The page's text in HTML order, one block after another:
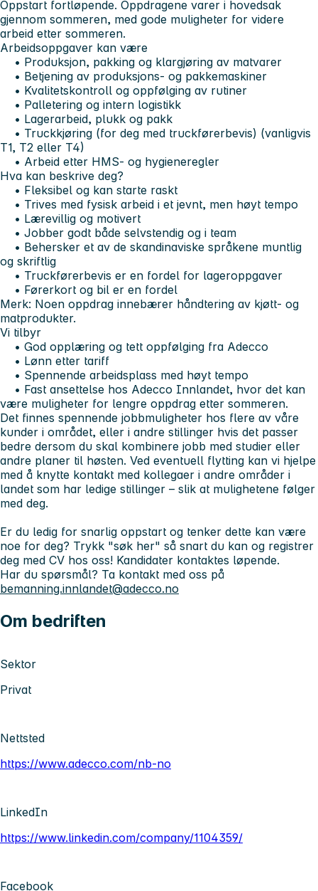
Oppstart fortløpende. Oppdragene varer i hovedsak
gjennom sommeren, med gode muligheter for videre
arbeid etter sommeren.
Arbeidsoppgaver kan være
• Produksjon, pakking og klargjøring av matvarer
• Betjening av produksjons- og pakkemaskiner
• Kvalitetskontroll og oppfølging av rutiner
• Palletering og intern logistikk
• Lagerarbeid, plukk og pakk
• Truckkjøring (for deg med truckførerbevis) (vanligvis
T1, T2 eller T4)
• Arbeid etter HMS- og hygieneregler
Hva kan beskrive deg?
• Fleksibel og kan starte raskt
• Trives med fysisk arbeid i et jevnt, men høyt tempo
• Lærevillig og motivert
• Jobber godt både selvstendig og i team
• Behersker et av de skandinaviske språkene muntlig
og skriftlig
• Truckførerbevis er en fordel for lageroppgaver
• Førerkort og bil er en fordel
Merk: Noen oppdrag innebærer håndtering av kjøtt- og
matprodukter.
Vi tilbyr
• God opplæring og tett oppfølging fra Adecco
• Lønn etter tariff
• Spennende arbeidsplass med høyt tempo
• Fast ansettelse hos Adecco Innlandet, hvor det kan
være muligheter for lengre oppdrag etter sommeren.
Det finnes spennende jobbmuligheter hos flere av våre
kunder i området, eller i andre stillinger hvis det passer
bedre dersom du skal kombinere jobb med studier eller
andre planer til høsten. Ved eventuell flytting kan vi hjelpe
med å knytte kontakt med kollegaer i andre områder i
landet som har ledige stillinger – slik at mulighetene følger
med deg.
Er du ledig for snarlig oppstart og tenker dette kan være
noe for deg? Trykk "søk her" så snart du kan og registrer
deg med CV hos oss! Kandidater kontaktes løpende.
Har du spørsmål? Ta kontakt med oss på
bemanning.innlandet@adecco.no
Om bedriften
Sektor
Privat
Nettsted
https://www.adecco.com/nb-no
LinkedIn
https://www.linkedin.com/company/1104359/
Facebook